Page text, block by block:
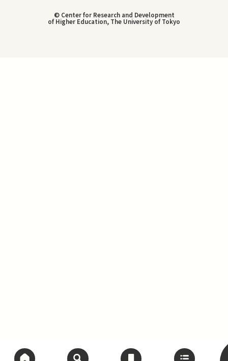
© Center for Research and Development
of Higher Education, The University of Tokyo